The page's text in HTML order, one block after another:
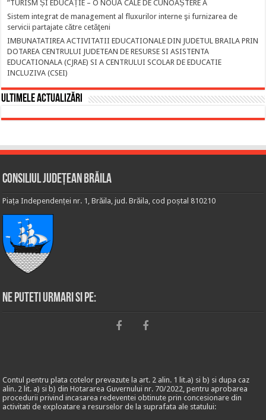
”TURISM ȘI EDUCAȚIE – O NOUĂ CALE DE CUNOAȘTERE A
Sistem integrat de management al fluxurilor interne şi furnizarea de
servicii partajate către cetăţeni
IMBUNATATIREA ACTIVITATII EDUCATIONALE DIN JUDETUL BRAILA PRIN
DOTAREA CENTRULUI JUDETEAN DE RESURSE SI ASISTENTA
EDUCATIONALA (CJRAE) SI A CENTRULUI SCOLAR DE EDUCATIE
INCLUZIVA (CSEI)
Ultimele actualizări
Consiliul Județean Brăila
Piața Independenței nr. 1, Brăila, jud. Brăila, cod poștal 810210
Ne puteti urmari si pe:
Contul pentru plata cotelor prevazute la art. 2 alin. 1 lit.a) si b) si dupa caz
alin. 2 lit. a) si b) din Hotararea Guvernului nr. 70/2022, pentru aprobarea
procedurii privind incasarea redeventei obtinute prin concesionare din
activitati de exploatare a resurselor de la suprafata ale statului: